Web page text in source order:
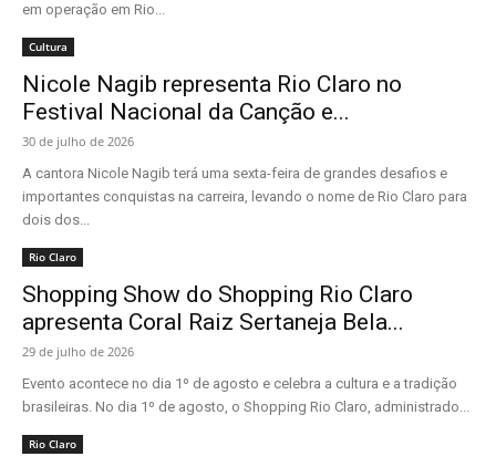
em operação em Rio...
Cultura
Nicole Nagib representa Rio Claro no
Festival Nacional da Canção e...
30 de julho de 2026
A cantora Nicole Nagib terá uma sexta-feira de grandes desafios e
importantes conquistas na carreira, levando o nome de Rio Claro para
dois dos...
Rio Claro
Shopping Show do Shopping Rio Claro
apresenta Coral Raiz Sertaneja Bela...
29 de julho de 2026
Evento acontece no dia 1º de agosto e celebra a cultura e a tradição
brasileiras. No dia 1º de agosto, o Shopping Rio Claro, administrado...
Rio Claro